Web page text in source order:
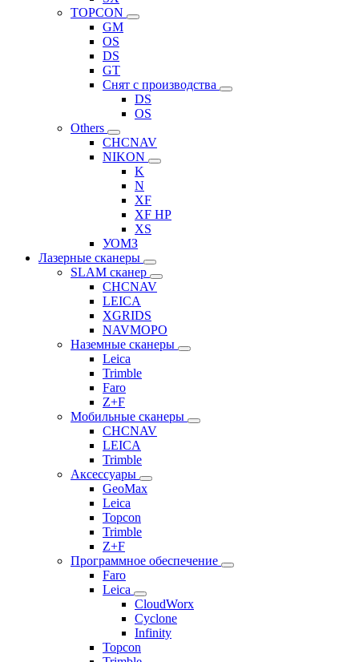
TOPCON
GM
OS
DS
GT
Снят с производства
DS
OS
Others
CHCNAV
NIKON
K
N
XF
XF HP
XS
УОМЗ
Лазерные сканеры
SLAM сканер
CHCNAV
LEICA
XGRIDS
NAVMOPO
Наземные сканеры
Leica
Trimble
Faro
Z+F
Мобильные сканеры
CHCNAV
LEICA
Trimble
Аксессуары
GeoMax
Leica
Topcon
Trimble
Z+F
Программное обеспечение
Faro
Leica
CloudWorx
Cyclone
Infinity
Topcon